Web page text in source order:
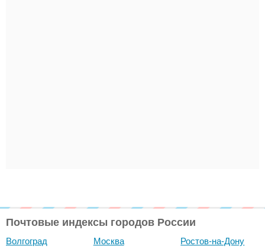
Почтовые индексы городов России
Волгоград
Москва
Ростов-на-Дону